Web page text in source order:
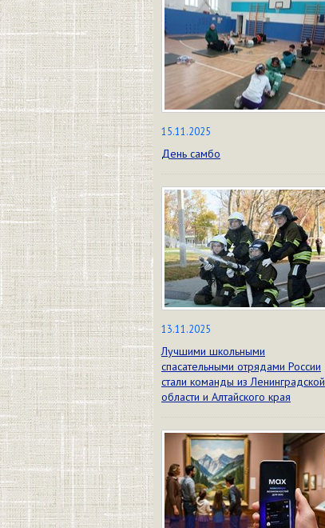
15.11.2025
День самбо
13.11.2025
Лучшими школьными
спасательными отрядами России
стали команды из Ленинградской
области и Алтайского края